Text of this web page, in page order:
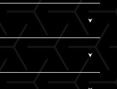
1.2Mbps以上
です。
。
要です。
」にて登録・変更が可能
は登録できませんの
定が可能です。
けます。
ートフォンではチャット